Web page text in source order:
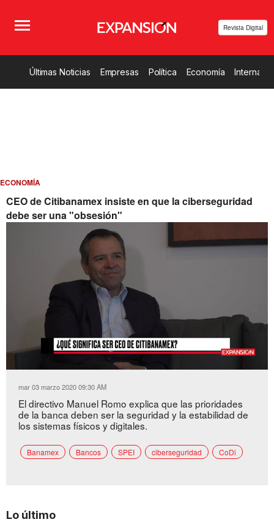
Revista Digital
Últimas Noticias Empresas Política Economía
ECONOMÍA
CEO de Citibanamex insiste en que la ciberseguridad
debe ser una "obsesión"
6.84%
mar 03 marzo 2020 09:30 AM
El directivo Manuel Romo explica que las prioridades
de la banca deben ser la seguridad y la estabilidad de
los sistemas físicos y digitales.
Banamex Bancos SPEI ciberseguridad CoDi
Lo último